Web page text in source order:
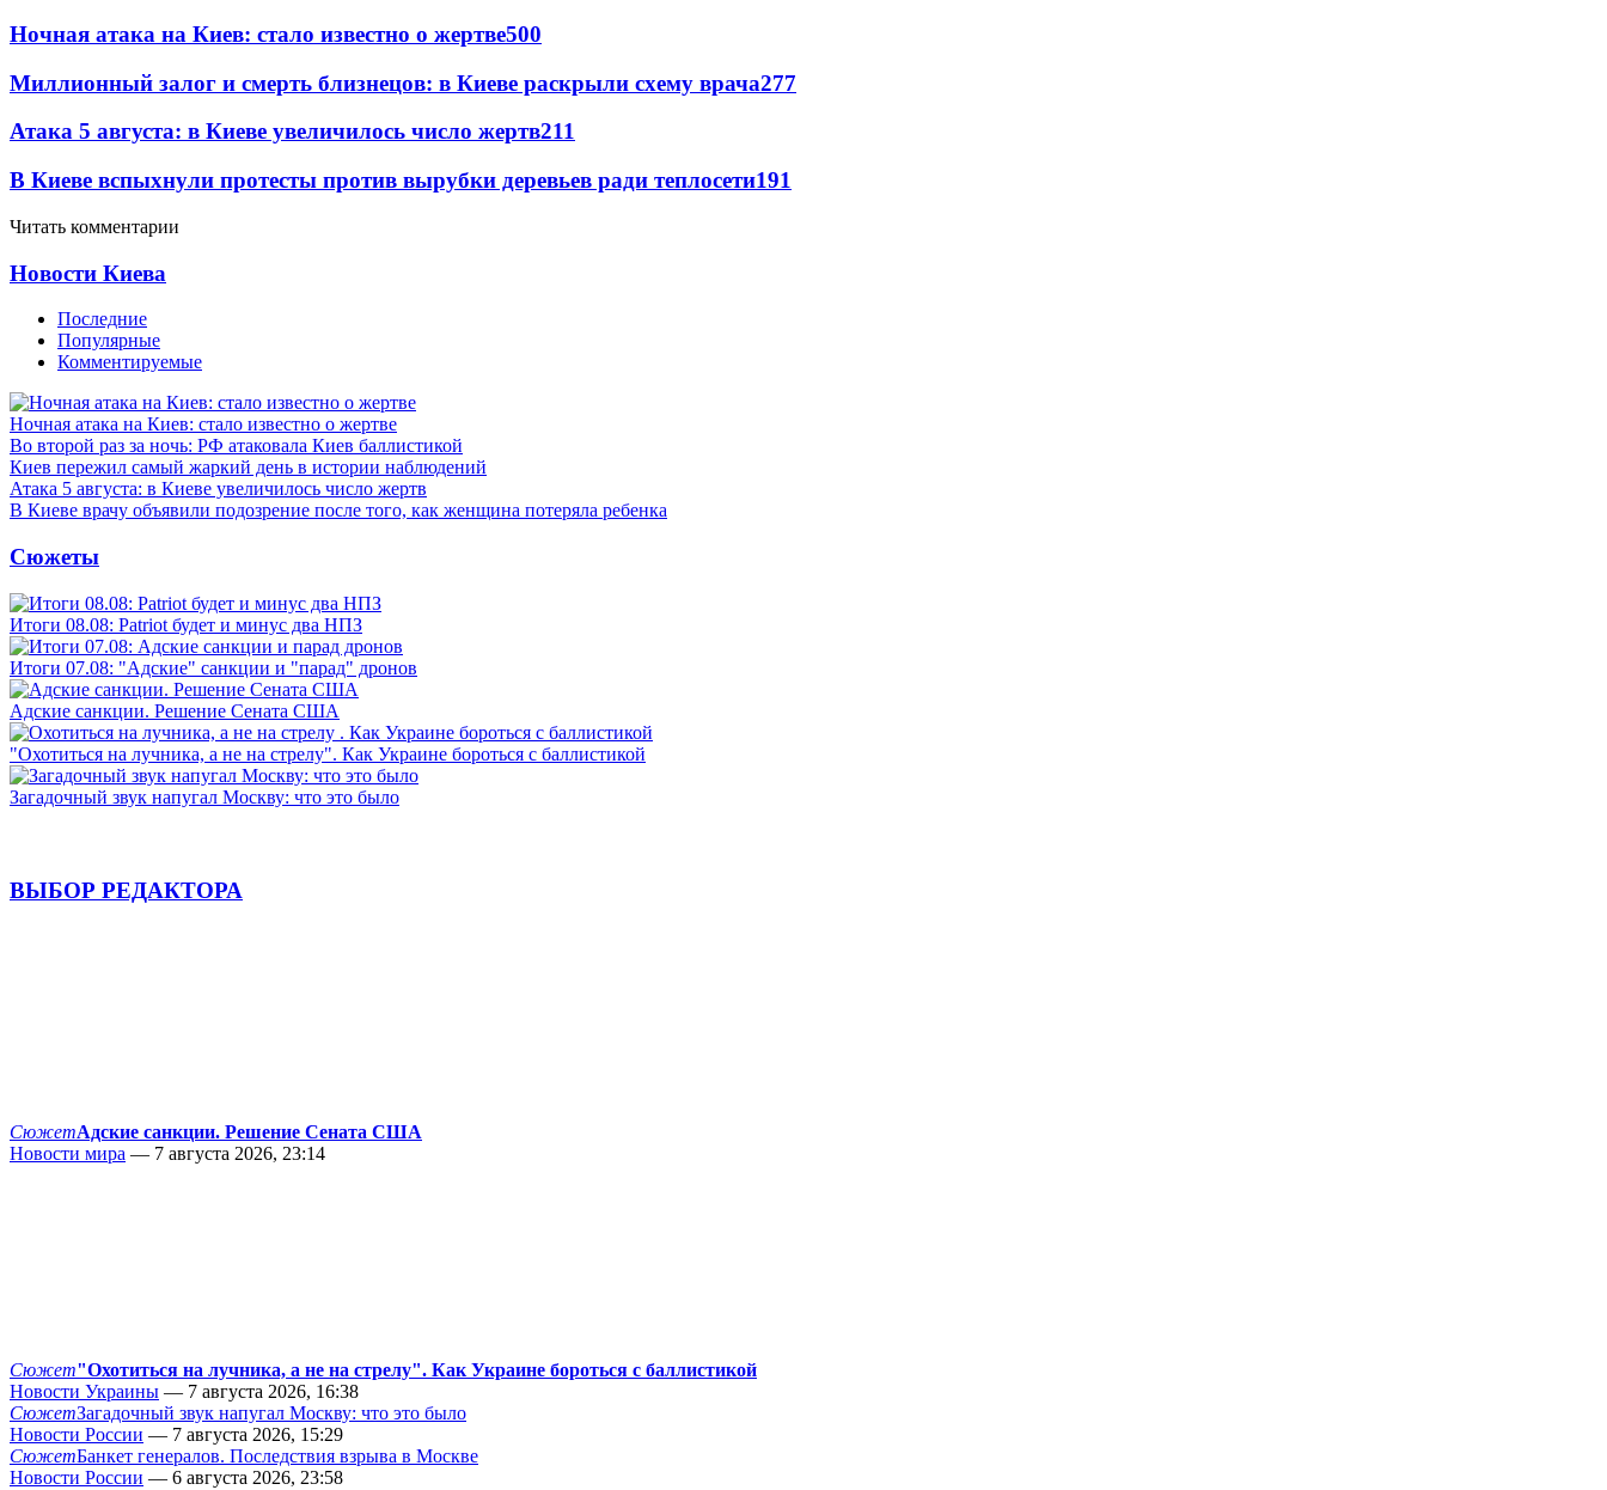
Ночная атака на Киев: стало известно о жертве500
Миллионный залог и смерть близнецов: в Киеве раскрыли схему врача277
Атака 5 августа: в Киеве увеличилось число жертв211
В Киеве вспыхнули протесты против вырубки деревьев ради теплосети191
Читать комментарии
Новости Киева
Последние
Популярные
Комментируемые
Ночная атака на Киев: стало известно о жертве
Во второй раз за ночь: РФ атаковала Киев баллистикой
Киев пережил самый жаркий день в истории наблюдений
Атака 5 августа: в Киеве увеличилось число жертв
В Киеве врачу объявили подозрение после того, как женщина потеряла ребенка
Сюжеты
Итоги 08.08: Patriot будет и минус два НПЗ
Итоги 07.08: "Адские" санкции и "парад" дронов
Адские санкции. Решение Сената США
"Охотиться на лучника, а не на стрелу". Как Украине бороться с баллистикой
Загадочный звук напугал Москву: что это было
ВЫБОР РЕДАКТОРА
СюжетАдские санкции. Решение Сената США
Новости мира — 7 августа 2026, 23:14
Сюжет"Охотиться на лучника, а не на стрелу". Как Украине бороться с баллистикой
Новости Украины — 7 августа 2026, 16:38
СюжетЗагадочный звук напугал Москву: что это было
Новости России — 7 августа 2026, 15:29
СюжетБанкет генералов. Последствия взрыва в Москве
Новости России — 6 августа 2026, 23:58